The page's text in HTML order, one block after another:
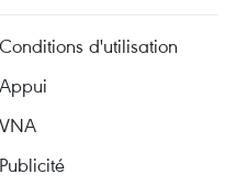
Conditions d'utilisation
Appui
VNA
Publicité